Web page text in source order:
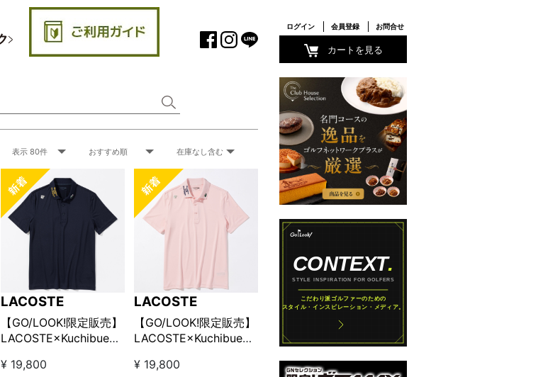
LACOSTE
【GO/LOOK!限定販売】
LACOSTE×Kuchibue
ムポロシャツ ネイビー
¥ 19,800
LACOSTE
【GO/LOOK!限定販売】
LACOSTE×Kuchibue
ムポロシャツ フラミン
¥ 19,800
ログイン 会員登録 お問合せ
カートを見る